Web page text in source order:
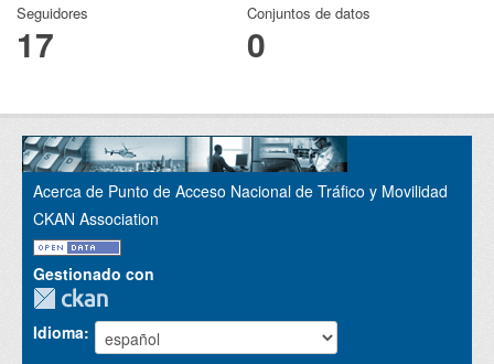
Seguidores
17
Conjuntos de datos
0
Acerca de Punto de Acceso Nacional de Tráfico y Movilidad
CKAN Association
Gestionado con
Idioma